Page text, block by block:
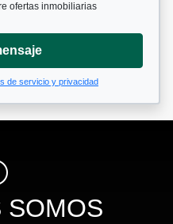
ofertas inmobiliarias
de servicio y privacidad
SOMOS